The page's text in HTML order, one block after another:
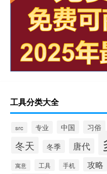
工具分类大全
src 专业 中国 习俗
冬天 冬季 唐代
寓意 工具 手机 攻略